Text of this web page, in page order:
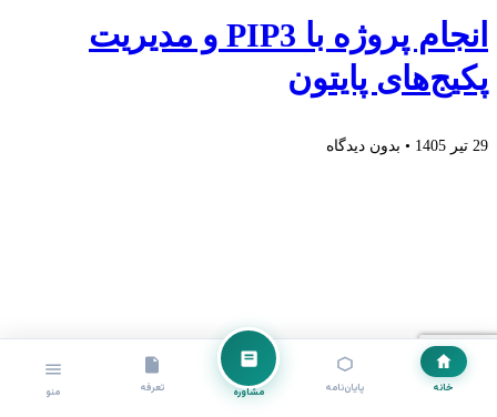
خانه پایان‌نامه مشاوره تعرفه منو
انجام پروژه با PIP3 و مدیریت
پکیج‌های پایتون
29 تیر 1405 بدون دیدگاه